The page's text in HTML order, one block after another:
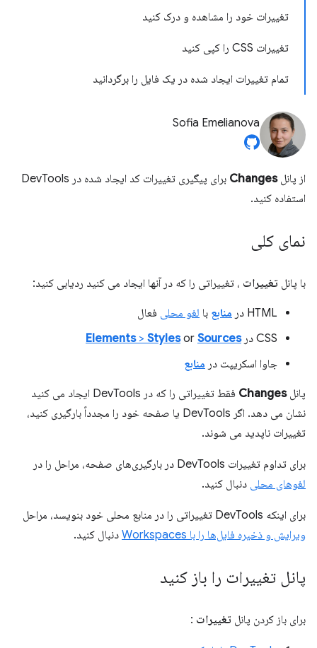
تغییرات خود را مشاهده و درک کنید
تغییرات CSS را کپی کنید
تمام تغییرات ایجاد شده در یک فایل را برگردانید
Sofia Emelianova
از پانلChanges
برای پیگیری تغییرات کد ایجاد شده در DevTools
استفاده کنید.
نمای کلی
با پانل تغییرات ، تغییراتی را که در آنها ایجاد می کنید ردیابی کنید:
HTML در منابع با لغو محلی فعال
CSS در
Elements> Stylesor Sources
جاوا اسکریپت در منابع
پانلChanges
فقط تغییراتی را که در DevTools ایجاد می کنید
نشان می دهد. اگر DevTools یا صفحه خود را مجدداً بارگیری کنید،
تغییرات ناپدید می شوند.
برای تداوم تغییرات DevTools در بارگیری‌های صفحه، مراحل را در
لغوهای محلی دنبال کنید.
برای اینکه DevTools تغییراتی را در منابع محلی خود بنویسد، مراحل
ویرایش و ذخیره فایل‌ها را با Workspaces
دنبال کنید.
پانل تغییرات را باز کنید
برای باز کردن پانل تغییرات :